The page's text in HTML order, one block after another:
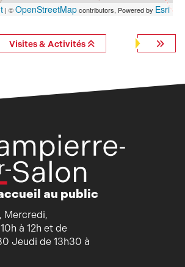
| ©OpenStreetMapcontributors, Powered by Esri
Visites & Activités
au public
Mercredi,
à 12h et de
Jeudi de 13h30 à